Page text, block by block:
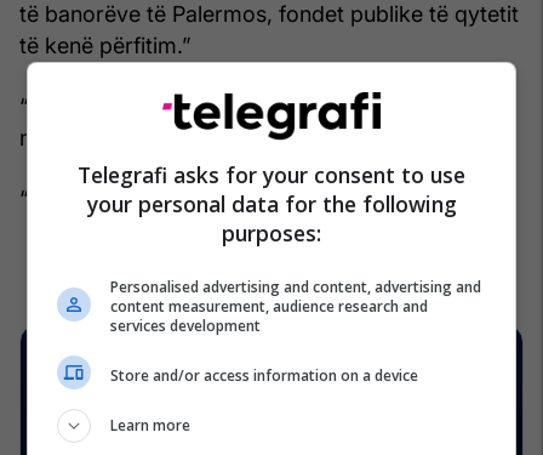
të banorëve të Palermos, fondet publike të qytetit
të kenë përfitim.”
“Kush e di nëse ajo do t’i bëjë qytetit një dhuratë
në këmbim.”
“Ndoshta një koncert falas në plazh?”
Telegrafi asks for your consent to use
your personal data for the following
purposes:
Personalised advertising and content, advertising and
content measurement, audience research and
services development
Store and/or access information on a device
Learn more